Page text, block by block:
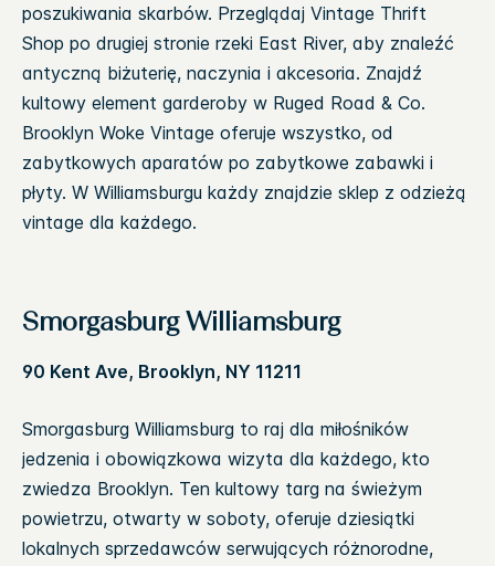
poszukiwania skarbów. Przeglądaj Vintage Thrift
Shop po drugiej stronie rzeki East River, aby znaleźć
antyczną biżuterię, naczynia i akcesoria. Znajdź
kultowy element garderoby w Ruged Road & Co.
Brooklyn Woke Vintage oferuje wszystko, od
zabytkowych aparatów po zabytkowe zabawki i
płyty. W Williamsburgu każdy znajdzie sklep z odzieżą
vintage dla każdego.
Smorgasburg Williamsburg
90 Kent Ave, Brooklyn, NY 11211
Smorgasburg Williamsburg to raj dla miłośników
jedzenia i obowiązkowa wizyta dla każdego, kto
zwiedza Brooklyn. Ten kultowy targ na świeżym
powietrzu, otwarty w soboty, oferuje dziesiątki
lokalnych sprzedawców serwujących różnorodne,